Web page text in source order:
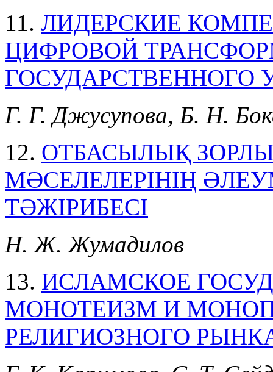
11. ЛИДЕРСКИЕ
ЦИФРОВОЙ
ГОСУДАРСТВЕННОГО
Г. Г. Джусупова, Б. Н.
12. ОТБАСЫЛЫҚ
МӘСЕЛЕЛЕРІНІҢ
ТӘЖІРИБЕСІ
Н. Ж. Жумадилов
13. ИСЛАМСКОЕ
МОНОТЕИЗМ И
РЕЛИГИОЗНОГО